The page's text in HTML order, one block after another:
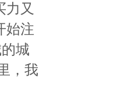
又
始注
城
，我